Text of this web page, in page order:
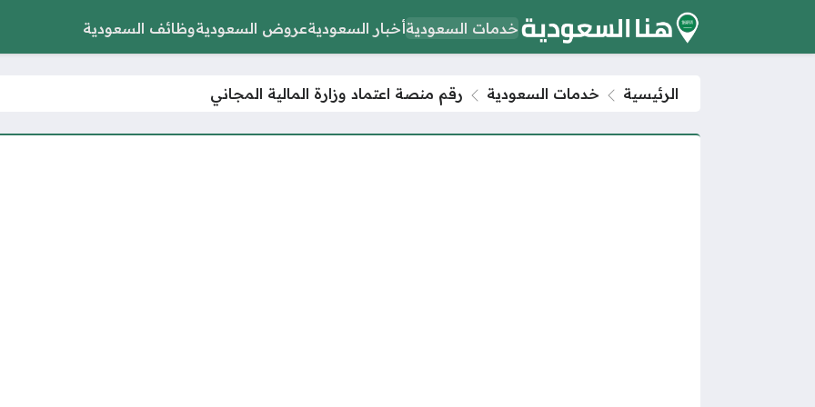
خدمات السعوديةأخبار السعوديةعروض السعوديةوظائف السعودية
الرئيسية خدمات السعودية رقم منصة اعتماد وزارة المالية المجاني